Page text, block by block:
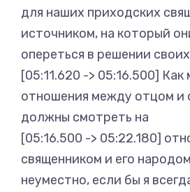
для наших приходских
источником, на который
опереться в решении
[05:11.620 -> 05:16.500]
отношения между отцом и
должны смотреть на
[05:16.500 -> 05:22.180]
священником и его
неуместно, если бы я